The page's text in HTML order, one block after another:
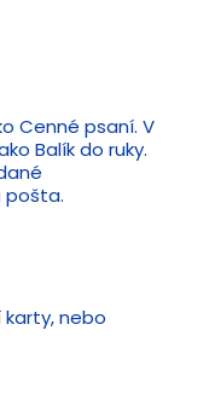
Cenné psaní. V
Balík do ruky.
pošta.
nebo